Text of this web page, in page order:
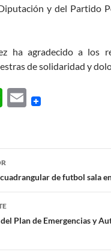
y del Partido
ha agradecido a los
de solidaridad y
W
s
A
p
p
E
de futbol sala
Plan de Emergencias y